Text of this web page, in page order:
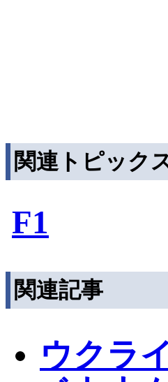
関連トピック
F1
関連記事
ウクラ